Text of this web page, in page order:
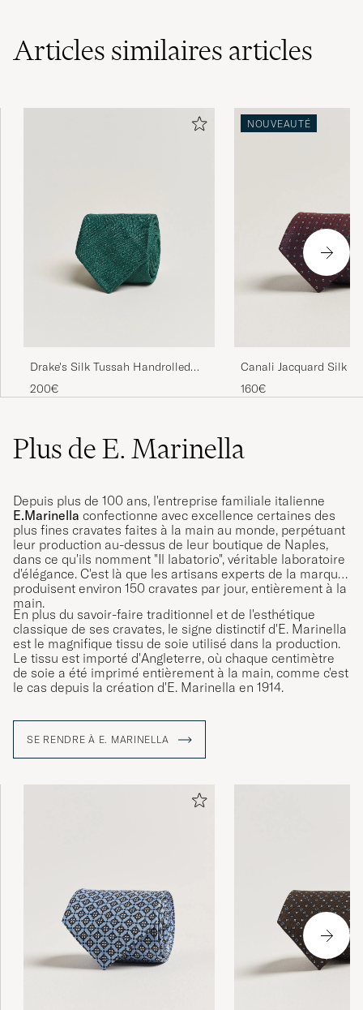
Articles similaires articles
Drake's Silk Tussah Handrolled
Tie Green
200€
NOUVEAUTÉ
Canali Jacquard Silk
160€
Plus de E. Marinella
Depuis plus de 100 ans, l'entreprise familiale italienne
E.Marinella confectionne avec excellence certaines des
plus fines cravates faites à la main au monde, perpétuant
leur production au-dessus de leur boutique de Naples,
dans ce qu'ils nomment "Il labatorio", véritable laboratoire
d'élégance. C'est là que les artisans experts de la marque
produisent environ 150 cravates par jour, entièrement à la
main.
En plus du savoir-faire traditionnel et de l'esthétique
classique de ses cravates, le signe distinctif d'E. Marinella
est le magnifique tissu de soie utilisé dans la production.
Le tissu est importé d'Angleterre, où chaque centimètre
de soie a été imprimé entièrement à la main, comme c'est
le cas depuis la création d'E. Marinella en 1914.
SE RENDRE À E. MARINELLA